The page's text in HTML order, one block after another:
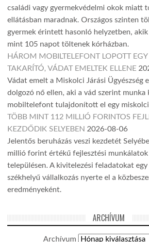
családi vagy gyermekvédelmi okok miatt
ellátásban maradnak. Országos szinten
gyermek érintett hasonló helyzetben,
mint 105 napot töltenek kórházban.
HÁROM MOBILTELEFONT LOPOTT EGY
TAKARÍTÓ, VÁDAT EMELTEK ELLENE
Vádat emelt a Miskolci Járási Ügyészség
dolgozó nő ellen, aki a vád szerint munka
mobiltelefont tulajdonított el egy
TÖBB MINT 112 MILLIÓ FORINTOS
KEZDŐDIK SELYEBEN 2026-08-06
Jelentős beruházás veszi kezdetét
millió forint értékű fejlesztési munkálatok
településen. A kivitelezési feladatokat egy
székhelyű vállalkozás nyerte el a
eredményeként.
ARCHÍVUM
Archívum